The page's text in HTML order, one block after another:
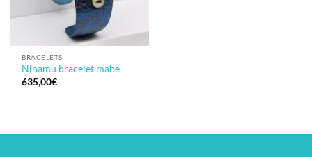
BRACELETS
Ninamu bracelet mabe
635,00€